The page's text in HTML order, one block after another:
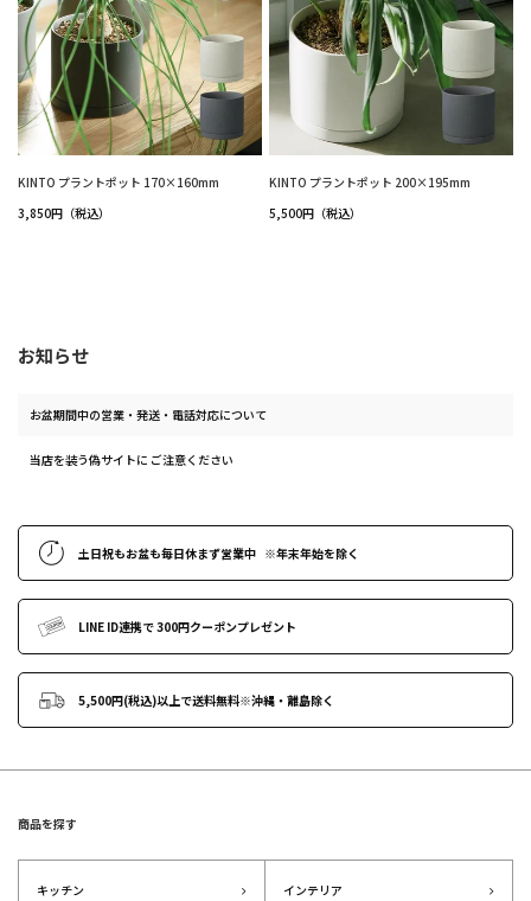
KINTO プラントポット 170×160mm
3,850円（税込）
KINTO プラントポット 200×195mm
5,500円（税込）
お知らせ
お盆期間中の営業・発送・電話対応について
当店を装う偽サイトに ご注意ください
土日祝もお盆も毎日休まず営業中 ※年末年始を除く
LINE ID連携で300円クーポンプレゼント
5,500円(税込)以上で送料無料※沖縄・離島除く
商品を探す
キッチン インテリア